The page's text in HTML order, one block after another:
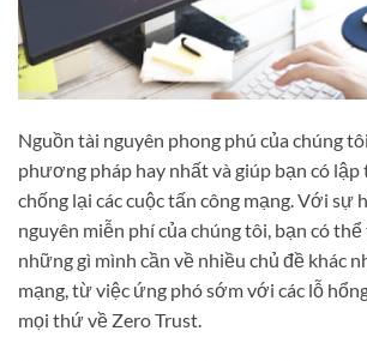
Nguồn tài nguyên phong phú của chúng
phương pháp hay nhất và giúp bạn có
chống lại các cuộc tấn công mạng. Với sự
nguyên miễn phí của chúng tôi, bạn có
những gì mình cần về nhiều chủ đề khác
mạng, từ việc ứng phó sớm với các lỗ
mọi thứ về Zero Trust.